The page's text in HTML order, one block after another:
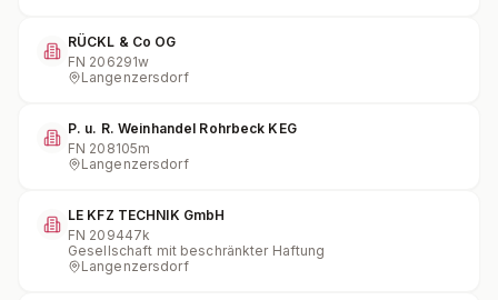
RÜCKL & Co OG
FN 206291w
Langenzersdorf
P. u. R. Weinhandel Rohrbeck KEG
FN 208105m
Langenzersdorf
LE KFZ TECHNIK GmbH
FN 209447k
Gesellschaft mit beschränkter Haftung
Langenzersdorf